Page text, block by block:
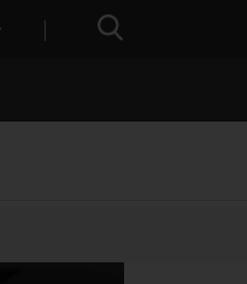
finestra.Cercador